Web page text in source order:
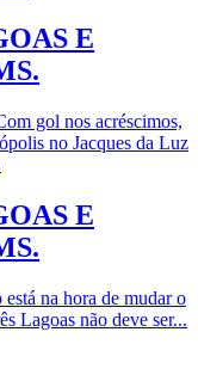
E
gol nos acréscimos,
no Jacques da Luz
E
na hora de mudar o
Lagoas não deve ser...